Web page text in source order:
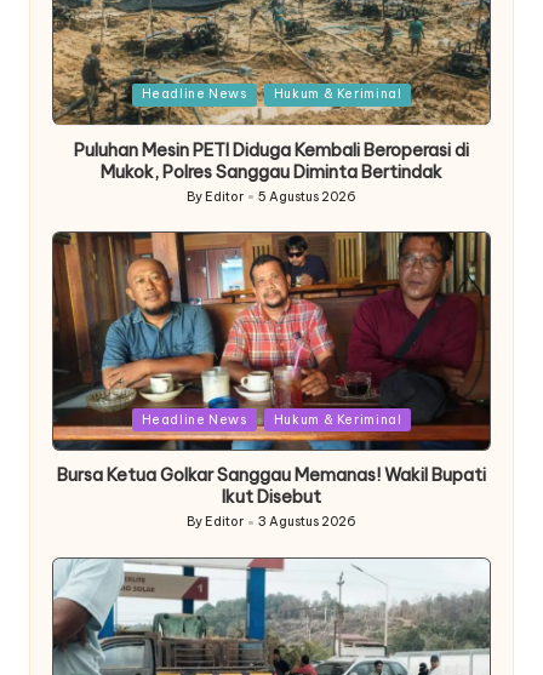
Posted
in
Headline News Hukum & Keriminal
Puluhan Mesin PETI Diduga Kembali Beroperasi di
Mukok, Polres Sanggau Diminta Bertindak
Posted
by
By Editor 5 Agustus 2026
in
Headline News Hukum & Keriminal
Bursa Ketua Golkar Sanggau Memanas! Wakil Bupati
Ikut Disebut
Posted
By Editor 3 Agustus 2026